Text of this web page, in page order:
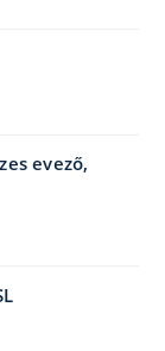
evező,